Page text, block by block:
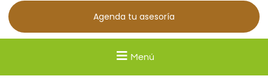
Agenda tu asesoría
Menú